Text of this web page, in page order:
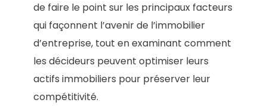
de faire le point sur les principaux facteurs
qui façonnent l’avenir de l’immobilier
d’entreprise, tout en examinant comment
les décideurs peuvent optimiser leurs
actifs immobiliers pour préserver leur
compétitivité.